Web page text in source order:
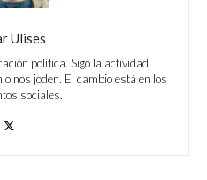
Ulises
política. Sigo la actividad
nos joden. El cambio está en los
sociales.